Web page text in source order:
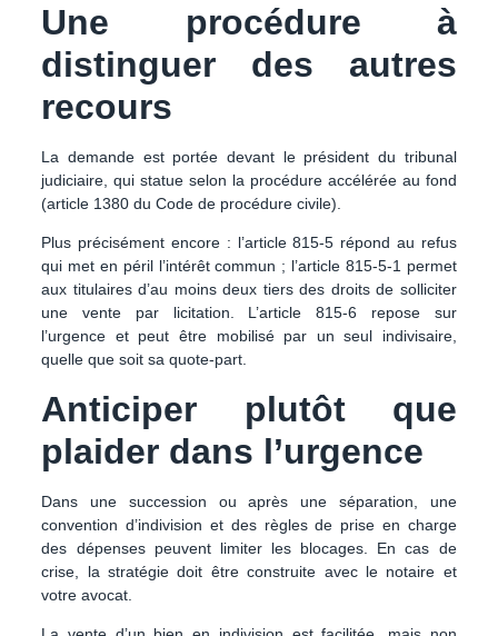
Une procédure à
distinguer des autres
recours
La demande est portée devant le président du tribunal
judiciaire, qui statue selon la procédure accélérée au fond
(article 1380 du Code de procédure civile).
Plus précisément encore : l’article 815-5 répond au refus
qui met en péril l’intérêt commun ; l’article 815-5-1 permet
aux titulaires d’au moins deux tiers des droits de solliciter
une vente par licitation. L’article 815-6 repose sur
l’urgence et peut être mobilisé par un seul indivisaire,
quelle que soit sa quote-part.
Anticiper plutôt que
plaider dans l’urgence
Dans une succession ou après une séparation, une
convention d’indivision et des règles de prise en charge
des dépenses peuvent limiter les blocages. En cas de
crise, la stratégie doit être construite avec le notaire et
votre avocat.